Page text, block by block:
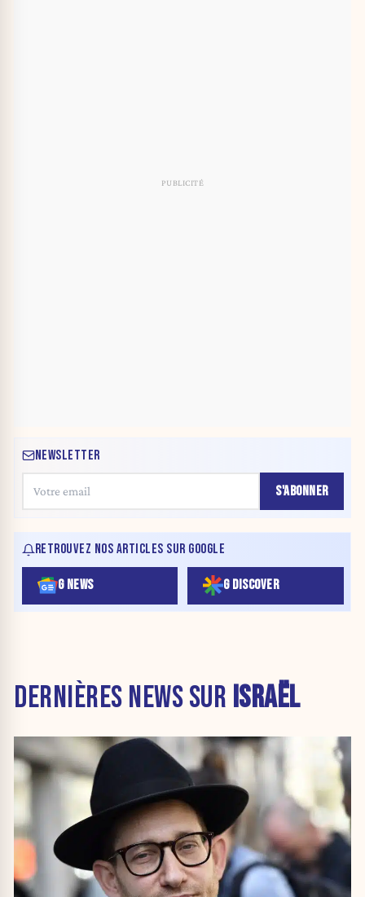
NEWSLETTER
S'ABONNER
RETROUVEZ NOS ARTICLES SUR GOOGLE
G NEWS G DISCOVER
DERNIÈRES NEWS SUR ISRAËL